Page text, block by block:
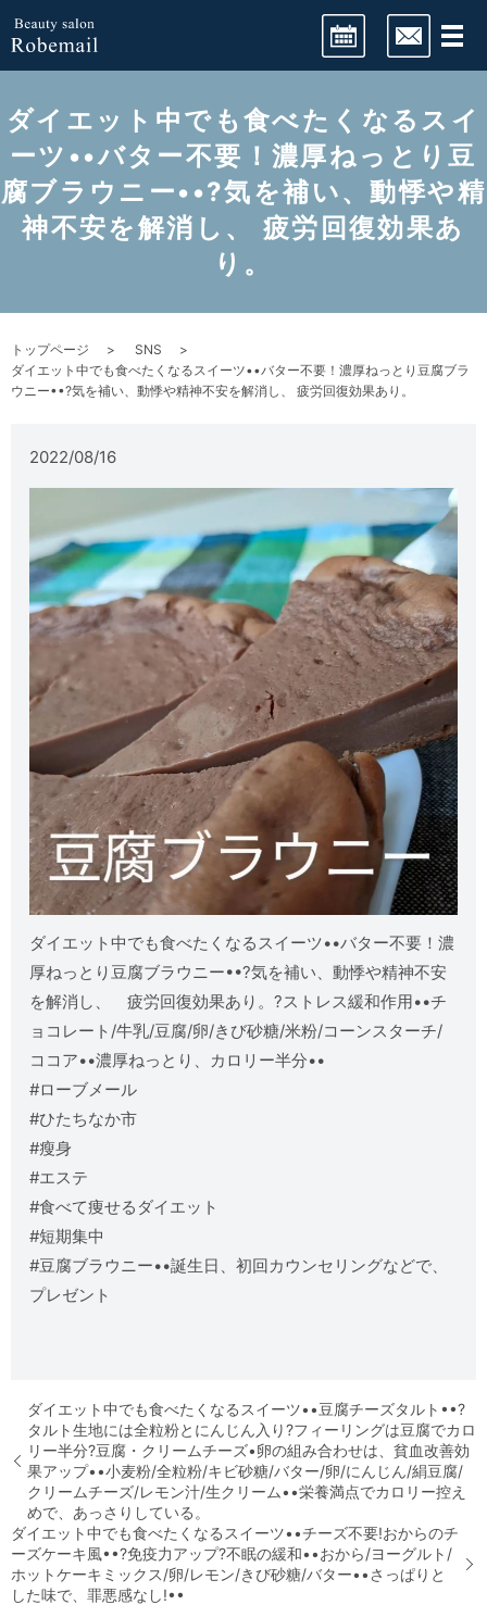
ネット予約
ダイエット中でも食べたくなるスイ
ーツ••バター不要！濃厚ねっとり豆
腐ブラウニー••?気を補い、動悸や精
神不安を解消し、 疲労回復効果あ
り。
トップページ
SNS
ダイエット中でも食べたくなるスイーツ••バター不要！濃厚ねっとり豆腐ブラ
ウニー••?気を補い、動悸や精神不安を解消し、 疲労回復効果あり。
2022/08/16
ダイエット中でも食べたくなるスイーツ••バター不要！濃
厚ねっとり豆腐ブラウニー••?気を補い、動悸や精神不安
を解消し、 疲労回復効果あり。?ストレス緩和作用••チ
ョコレート/牛乳/豆腐/卵/きび砂糖/米粉/コーンスターチ/
ココア••️濃厚ねっとり、カロリー半分••
#ローブメール
#ひたちなか市
#瘦身
#エステ
#食べて痩せるダイエット
#短期集中
#豆腐ブラウニー••誕生日、初回カウンセリングなどで、
プレゼント
ダイエット中でも食べたくなるスイーツ••豆腐チーズタルト••?
タルト生地には全粒粉とにんじん入り?フィーリングは豆腐でカロ
リー半分?豆腐・クリームチーズ•卵の組み合わせは、貧血改善効
果アップ••小麦粉/全粒粉/キビ砂糖/バター/卵/にんじん/絹豆腐/
クリームチーズ/レモン汁/生クリーム••️栄養満点でカロリー控え
めで、あっさりしている。
ダイエット中でも食べたくなるスイーツ••チーズ不要!おからのチ
ーズケーキ風••?免疫力アップ?不眠の緩和••おから/ヨーグルト/
ホットケーキミックス/卵/レモン/きび砂糖/バター••️さっぱりと
した味で、罪悪感なし!••